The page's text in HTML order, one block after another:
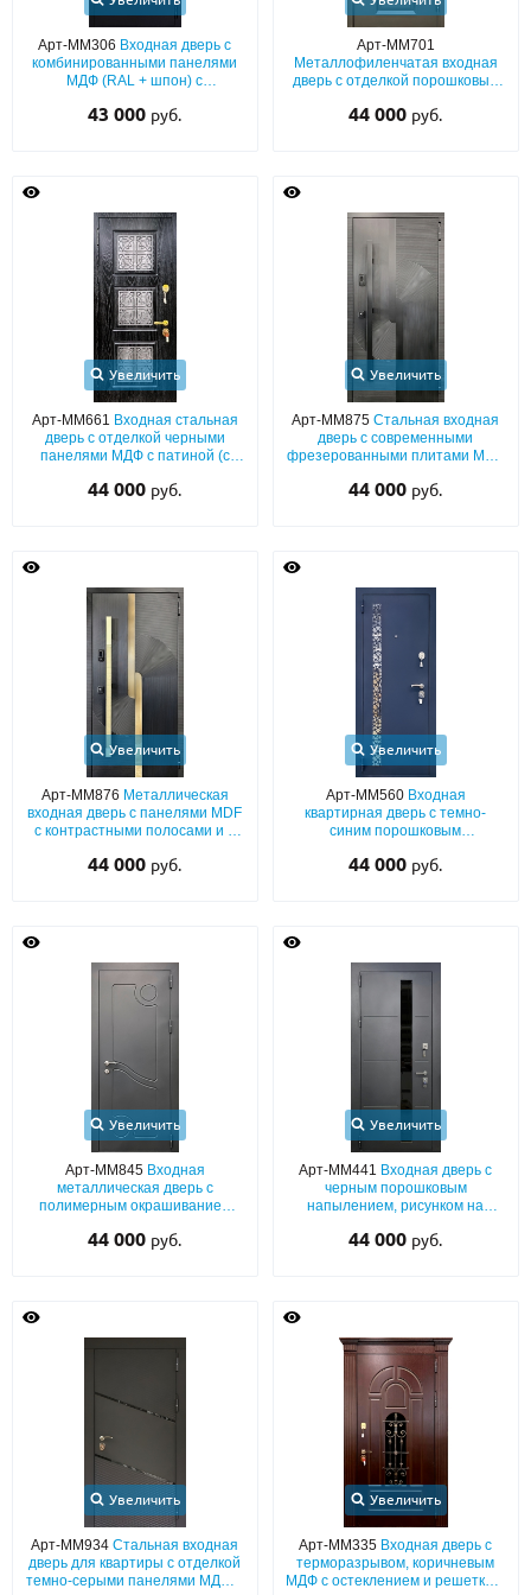
Арт-ММ306 Входная дверь с
комбинированными панелями
МДФ (RAL + шпон) с
43 000 руб.
Арт-ММ701
Металлофиленчатая входная
дверь с отделкой порошковым
44 000 руб.
Увеличить
Арт-ММ661 Входная стальная
дверь с отделкой черными
панелями МДФ с патиной (с
44 000 руб.
Увеличить
Арт-ММ875Стальная входная
дверь с современными
фрезерованными плитами МДФ
ручкой
44 000 руб.
Увеличить
Арт-ММ876 Металлическая
входная дверь с панелями MDF
с контрастными полосами и с
44 000 руб.
Увеличить
Арт-ММ560 Входная
квартирная дверь с темно-
синим порошковым
рисунком
44 000 руб.
Увеличить
Арт-ММ845 Входная
металлическая дверь с
полимерным окрашиванием
рисунком
44 000 руб.
Увеличить
Арт-ММ441 Входная дверь с
черным порошковым
напылением, рисунком на
стекла
44 000 руб.
Увеличить
Арт-ММ934Стальная входная
дверь для квартиры с отделкой
темно-серыми панелями МДФ и
Увеличить
Арт-ММ335 Входная дверь с
терморазрывом, коричневым
МДФ с остеклением и решеткой,